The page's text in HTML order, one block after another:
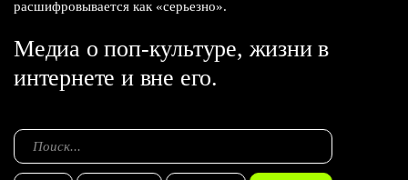
расшифровывается как «серьезно».
Медиа о поп-культуре, жизни в
интернете и вне его.